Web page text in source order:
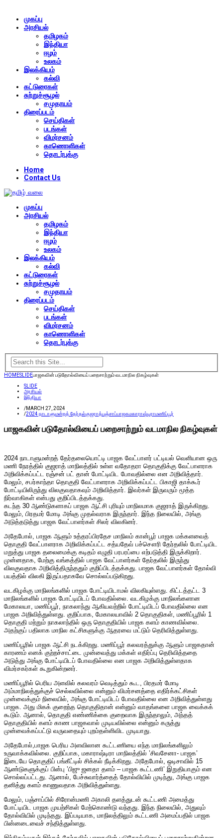
முகப்பு
அரசியல்
தமிழகம்
இந்தியா
ஈழம்
உலகம்
இலக்கியம்
கல்வி
கட்டுரைகள்
சுற்றுச்சூழல்
சமுதாயம்
திரைப்படம்
செய்திகள்
படங்கள்
விமர்சனம்
காணொளிகள்
தொடர்புக்கு
Home
Contact Us
முகப்பு
அரசியல்
தமிழகம்
இந்தியா
ஈழம்
உலகம்
இலக்கியம்
கல்வி
கட்டுரைகள்
சுற்றுச்சூழல்
சமுதாயம்
திரைப்படம்
செய்திகள்
படங்கள்
விமர்சனம்
காணொளிகள்
தொடர்புக்கு
HOMESLIDEபாஜகவின் படுதோல்வியைப் பறைசாற்றும் வடமாநில நிகழ்வுகள்
SLIDE
அரசியல்
இந்தியா
/MARCH 27, 2024
/2024 நாடாளுமன்றத் தேர்தல்குஜராத்பஞ்சாப்பாஜகமகாராஷ்டிராமணிப்பூர்
பாஜகவின் படுதோல்வியைப் பறைசாற்றும் வடமாநில நிகழ்வுகள்
2024 நாடாளுமன்றத் தேர்தலையொட்டி பாஜக வேட்பாளர் பட்டியல் வெளியான ஒரு
மணி நேரத்தில் குஜராத் மாநிலத்தில் உள்ள வதோதரா தொகுதிக்கு வேட்பாளராக
அறிவிக்கப்பட்ட ரஞ்சன் பட் தான் போட்டியிட போவதில்லை என அறிவித்தார்.
மேலும், சபர்காந்தா தொகுதி வேட்பாளராக அறிவிக்கப்பட்ட பிகாஜி தாக்கூர்
போட்டியிலிருந்து விலகுவதாகவும் அறிவித்தார். இவர்கள் இருவரும் மூத்த
நிர்வாகிகள் என்பது குறிப்பிடத்தக்கது.
கடந்த 30 ஆண்டுகளாகப் பாஜக ஆட்சி புரியும் மாநிலமாக குஜராத் இருக்கிறது.
மேலும், பிரதமர் மோடி அங்கு முதல்வராக இருந்தார். இந்த நிலையில், அங்கு
அடுத்தடுத்து பாஜக வேட்பாளர்கள் சிலர் விலகினர்.
அதேபோல், பாஜக ஆளும் உத்தரப்பிரதேச மாநிலம் கான்பூர் பாஜக மக்களவைத்
தொகுதி வேட்பாளராக அறிவிக்கப்பட்ட சத்யதேவ் பச்சௌரி தேர்தலில் போட்டியிட
மறுத்து பாஜக தலைமைக்கு கடிதம் எழுதி பரபரப்பை எற்படுத்தி இருக்கிறார்.
முன்னதாக, மேற்கு வங்கத்தில் பாஜக வேட்பாளர்கள் தேர்தலில் இருந்து
விலகுவதாக அறிவித்திருந்ததும் குறிப்பிடத்தக்கது. பாஜக வேட்பாளர்கள் தோல்வி
பயத்தில் விலகி இருப்பதாகவே சொல்லப்படுகிறது.
வடகிழக்கு மாநிலங்களில் பாஜக போட்டியிடாமல் விலகியுள்ளது. கிட்டத்தட்ட 3
மாநிலங்களில் பாஜக போட்டியிடப் போவதில்லை. வடகிழக்கு மாநிலங்களான
மேகாலயா, மணிப்பூர், நாகலாந்து ஆகியவற்றில் போட்டியிடப் போவதில்லை என
பாஜக அறிவித்துள்ளது. குறிப்பாக, மேகாலயாவில் 2 தொகுதிகள், மணிப்பூரில் 1
தொகுதி மற்றும் நாகலாந்தில் ஒரு தொகுதியில் பாஜக களம் காணவில்லை.
அதற்குப் பதிலாக மாநில கட்சிகளுக்கு ஆதரவை மட்டும் தெரிவித்துள்ளது.
மணிப்பூரில் பாஜக ஆட்சி நடக்கிறது. மணிப்பூர் கலவரத்துக்கு ஆளும் பாஜகதான்
காரணம் எனக் குற்றச்சாட்டை முன்வைத்து மக்கள் எதிர்ப்பு தெரிவித்ததை
அடுத்து அங்கு போட்டியிடப் போவதில்லை என பாஜக அறிவித்துள்ளதாக
விமர்சகர்கள் கூறுகின்றனர்.
மணிப்பூரில் பெரிய அளவில் கலவரம் வெடித்தும் கூட, பிரதமர் மோடி
அம்மாநிலத்துக்குச் செல்லவில்லை என்னும் விமர்சனத்தை எதிர்க்கட்சிகள்
முன்வைக்கும் நிலையில், அங்கு போட்டியிடப் போவதில்லை என அறிவித்துள்ளது
பாஜக. அது மிகக் குறைந்த தொகுதிதான் என்னும் வாதங்களை பாஜக வைக்கக்
கூடும். ஆனால், தொகுதி எண்ணிக்கை குறைவாக இருந்தாலும், அந்தத்
தொகுதியில் களம் காண பாஜகவால் முடியவில்லை என்னும் கருத்து
முன்வைக்கப்பட்டு வருவதையும் புறம்தள்ளிவிட முடியாது.
அதேபோல்,பாஜக பெரிய அளவிலான கூட்டணியை எந்த மாநிலங்களிலும்
உருவாக்கவில்லை. குறிப்பாக, மகாராஷ்டிரா மாநிலத்தில் ’சிவசேனா- பாஜக’
இடையே தொகுதிப் பங்கீட்டில் சிக்கல் நீடிக்கிறது. அதேபோல், ஒடிசாவில் 15
ஆண்டுகளுக்குப் பின்பு ’பிஜு ஜனதா தளம் – பாஜக கூட்டணி’ இறுதியாகும் என
சொல்லப்பட்டது. ஆனால், பேச்சுவார்த்தைத் தோல்வியில் முடிந்து, அங்கு பாஜக
தனித்து களம் காணுவதாக அறிவித்துள்ளது.
மேலும், பஞ்சாப்பில் சிரோன்மணி அகாலி தளத்துடன் கூட்டணி அமைத்து
போட்டியிட பாஜக முயற்சிகள் மேற்கொண்டு வந்தது. இந்த நிலையில், அதுவும்
தோல்வியில் முடிந்தது. இப்படியாக, மாநிலத்திலும் கூட்டணி அமைப்பதில் பாஜக
பின்னடைவைச் சந்தித்துள்ளது.